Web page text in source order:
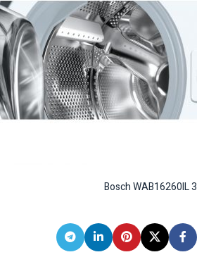
Bosch WAB16260IL 3